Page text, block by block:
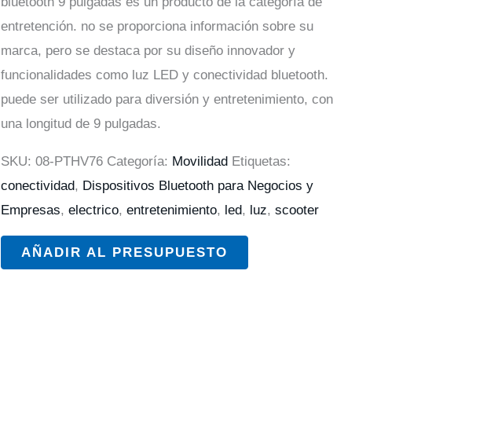
entretención. no se proporciona información sobre su
marca, pero se destaca por su diseño innovador y
funcionalidades como luz LED y conectividad bluetooth.
puede ser utilizado para diversión y entretenimiento, con
una longitud de 9 pulgadas.
SKU: 08-PTHV76 Categoría: Movilidad Etiquetas:
conectividad, Dispositivos Bluetooth para Negocios y
Empresas, electrico, entretenimiento, led, luz, scooter
AÑADIR AL PRESUPUESTO